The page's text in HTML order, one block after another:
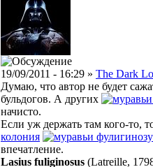
19/09/2011 - 16:29 » The Dark
Думаю, что автор не будет
бульдогов. А других
начисто.
Если уж держать там кого-то,
колония
впечатление.
Lasius fuliginosus (Latreille,